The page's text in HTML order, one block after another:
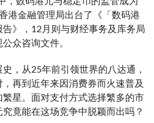
港金融管理局出台了《「数码港
》，12月则与财经事务及库务局
众咨询文件。
，从25年前引领世界的八达通，
再到近年来因消费券而火速普及
星。面对支付方式选择繁多的市
竟能在这场竞争中脱颖而出吗？